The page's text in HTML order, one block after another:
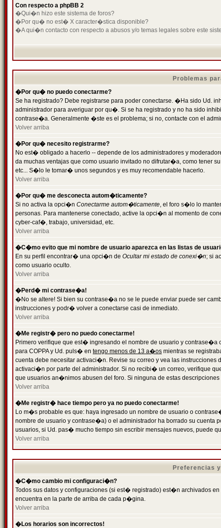
Con respecto a phpBB 2
�Qui�n hizo este sistema de foros?
�Por qu� no est� X caracter�stica disponible?
�A qui�n contacto con respecto a abusos y/o temas legales sobre este
Problemas
�Por qu� no puedo conectarme?
Se ha registrado? Debe registrarse para poder conectarse. �Ha sido Ud.
administrador para averiguar por qu�. Si se ha registrado y no ha sido
contrase�a. Generalmente �ste es el problema; si no, contacte con el
Volver arriba
�Por qu� necesito registrarme?
No est� obligado a hacerlo -- depende de los administradores y
da muchas ventajas que como usuario invitado no difrutar�a, como tener
etc... S�lo le tomar� unos segundos y es muy recomendable hacerlo.
Volver arriba
�Por qu� me desconecta autom�ticamente?
Si no activa la opci�n Conectarme autom�ticamente, el foro s�lo lo
personas. Para mantenerse conectado, active la opci�n al momento de
cyber-caf�, trabajo, universidad, etc.
Volver arriba
�C�mo evito que mi nombre de usuario aparezca en las listas de
En su perfil encontrar� una opci�n de Ocultar mi estado de conexi�n; si
como usuario oculto.
Volver arriba
�Perd� mi contrase�a!
�No se altere! Si bien su contrase�a no se le puede enviar puede ser
instrucciones y podr� volver a conectarse casi de inmediato.
Volver arriba
�Me registr� pero no puedo conectarme!
Primero verifique que est� ingresando el nombre de usuario y
para COPPA y Ud. puls� en tengo menos de 13 a�os mientras se
cuenta debe necesitar activaci�n. Revise su correo y vea las
activaci�n por parte del administrador. Si no recibi� un correo, verifique
que usuarios an�nimos abusen del foro. Si ninguna de estas
Volver arriba
�Me registr� hace tiempo pero ya no puedo conectarme!
Lo m�s probable es que: haya ingresado un nombre de usuario o
nombre de usuario y contrase�a) o el administrador ha borrado su
usuarios, si Ud. pas� mucho tiempo sin escribir mensajes nuevos, puede
Volver arriba
Preferencias
�C�mo cambio mi configuraci�n?
Todos sus datos y configuraciones (si est� registrado) est�n archivados
encuentra en la parte de arriba de cada p�gina.
Volver arriba
�Los horarios son incorrectos!